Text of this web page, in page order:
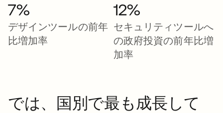
7%
デザインツールの前年
比増加率
12%
セキュリティツールへ
の政府投資の前年比増
加率
では、国別で最も成長して